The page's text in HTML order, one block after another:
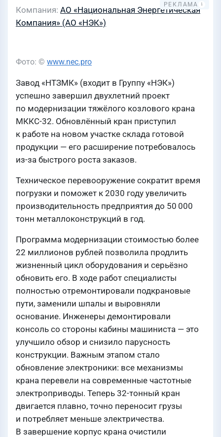
Компания АО «Национальная Энергетическая
Компания» (АО «НЭК»)
Фото: © www.nec.pro
Завод «НТЗМК» (входит в Группу «НЭК»)
успешно завершил двухлетний проект
по модернизации тяжёлого козлового крана
МККС-32. Обновлённый кран приступил
к работе на новом участке склада готовой
продукции — его расширение потребовалось
из-за быстрого роста заказов.
Техническое перевооружение сократит время
погрузки и поможет к 2030 году увеличить
производительность предприятия до 50 000
тонн металлоконструкций в год.
Программа модернизации стоимостью более
22 миллионов рублей позволила продлить
жизненный цикл оборудования и серьёзно
обновить его. В ходе работ специалисты
полностью отремонтировали подкрановые
пути, заменили шпалы и выровняли
основание. Инженеры демонтировали
консоль со стороны кабины машиниста — это
улучшило обзор и снизило парусность
конструкции. Важным этапом стало
обновление электроники: все механизмы
крана перевели на современные частотные
электроприводы. Теперь 32-тонный кран
двигается плавно, точно переносит грузы
и потребляет меньше электричества.
В завершение корпус крана очистили